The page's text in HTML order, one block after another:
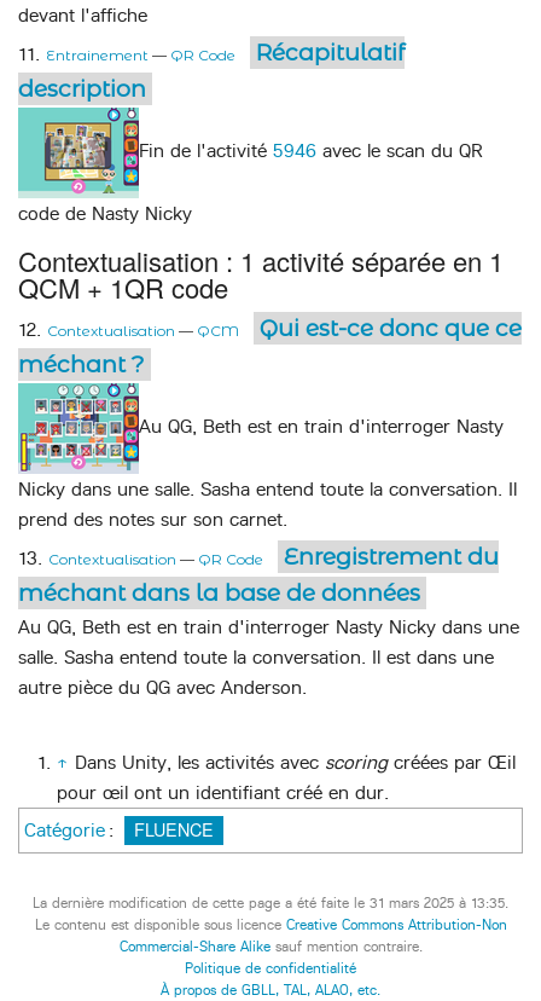
devant l'affiche
11.
Entrainement — QR Code
Récapitulatif
description
Fin de l'activité 5946 avec le scan du QR
code de Nasty Nicky
Contextualisation : 1 activité séparée en 1
QCM + 1QR code
12. Contextualisation — QCM
Qui est-ce donc que ce
méchant ?
Au QG, Beth est en train d'interroger Nasty
Nicky dans une salle. Sasha entend toute la conversation. Il
prend des notes sur son carnet.
13. Contextualisation — QR Code
Enregistrement du
méchant dans la base de données
Au QG, Beth est en train d'interroger Nasty Nicky dans une
salle. Sasha entend toute la conversation. Il est dans une
autre pièce du QG avec Anderson.
↑ Dans Unity, les activités avec scoringcréées par Œil
pour œil ont un identifiant créé en dur.
Catégorie : FLUENCE
La dernière modification de cette page a été faite le 31 mars 2025 à 13:35.
Le contenu est disponible sous licence Creative Commons Attribution-Non
Commercial-Share Alikesauf mention contraire.
Politique de confidentialité
À propos de GBLL, TAL, ALAO, etc.